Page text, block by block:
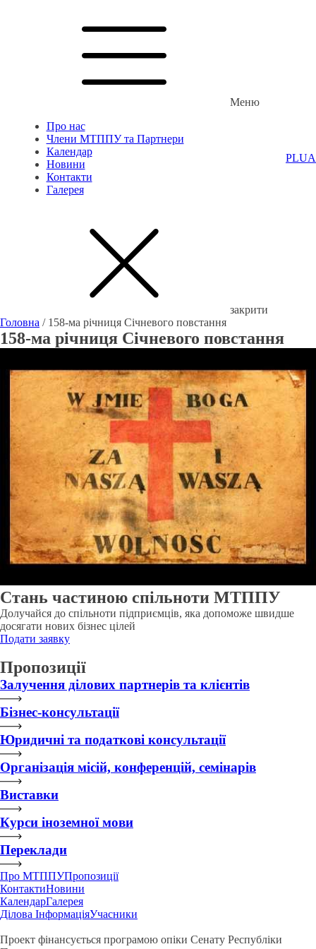
Меню
Про нас
Члени МТППУ та Партнери
Календар
Новини
Контакти
Галерея
закрити
PLUA
Головна / 158-ма річниця Січневого повстання
158-ма річниця Січневого повстання
Стань частиною спільноти МТППУ
Долучайся до спільноти підприємців, яка допоможе швидше
досягати нових бізнес цілей
Подати заявку
Пропозиції
Залучення ділових партнерів та клієнтів
Бізнес-консультації
Юридичні та податкові консультації
Організація місій, конференцій, семінарів
Виставки
Курси іноземної мови
Переклади
Про МТППУПропозиції
КонтактиНовини
КалендарГалерея
Ділова ІнформаціяУчасники
Проект фінансується програмою опіки Сенату Республіки